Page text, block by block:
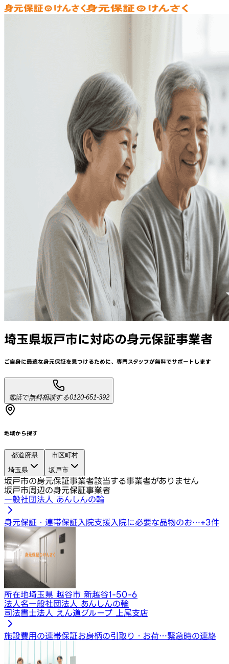
埼玉県坂戸市に対応の身元保証事業者
ご自身に最適な身元保証を見つけるために、 専門スタッフが無料でサポートします
電話で無料相談する0120-651-392
地域から探す
都道府県
埼玉県
市区町村
坂戸市
坂戸市の身元保証事業者該当する事業者がありません
坂戸市周辺の身元保証事業者
一般社団法人 あんしんの輪
身元保証・連帯保証 入院支援入院に必要な品物のお…+3件
所在地埼玉県 越谷市 新越谷1-50-6
法人名一般社団法人 あんしんの輪
司法書士法人 えん道グループ 上尾支店
施設費用の連帯保証お身柄の引取り・お荷…緊急時の連絡